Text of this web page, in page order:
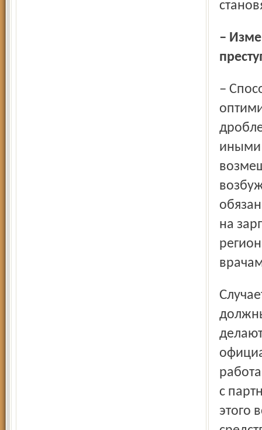
– Изменились способы совершения налоговых
– Способы ухода от налогов остаются всё те же: это
иными
на
Случается и так, что люди пишут в декларации, что
с
этого